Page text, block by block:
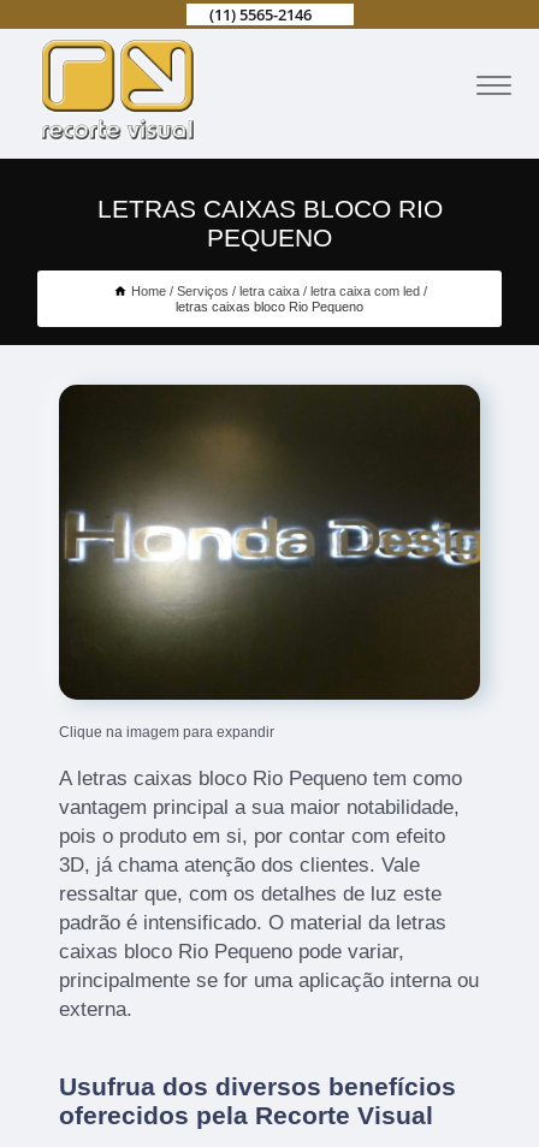
(11) 5565-2146
LETRAS CAIXAS BLOCO RIO
PEQUENO
Home Serviços letra caixa
letra caixa com led
letras caixas bloco Rio Pequeno
Clique na imagem para expandir
A letras caixas bloco Rio Pequeno tem como
vantagem principal a sua maior notabilidade,
pois o produto em si, por contar com efeito
3D, já chama atenção dos clientes. Vale
ressaltar que, com os detalhes de luz este
padrão é intensificado. O material da letras
caixas bloco Rio Pequeno pode variar,
principalmente se for uma aplicação interna ou
externa.
Usufrua dos diversos benefícios
oferecidos pela Recorte Visual